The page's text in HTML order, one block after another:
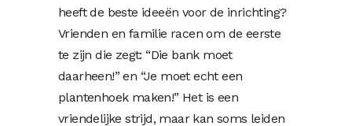
heeft de beste ideeën voor de inrichting?
Vrienden en familie racen om de eerste
te zijn die zegt: “Die bank moet
daarheen!” en “Je moet echt een
plantenhoek maken!” Het is een
vriendelijke strijd, maar kan soms leiden